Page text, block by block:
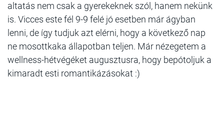
altatás nem csak a gyerekeknek szól, hanem nekünk
is. Vicces este fél 9-9 felé jó esetben már ágyban
lenni, de így tudjuk azt elérni, hogy a következő nap
ne mosottkaka állapotban teljen. Már nézegetem a
wellness-hétvégéket augusztusra, hogy bepótoljuk a
kimaradt esti romantikázásokat :)